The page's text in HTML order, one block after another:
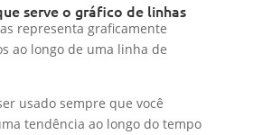
serve o gráfico de linhas
representa graficamente
ao longo de uma linha de
usado sempre que você
tendência ao longo do tempo